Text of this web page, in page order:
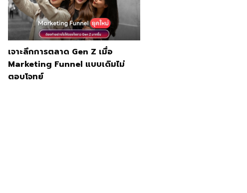
เจาะลึกการตลาด Gen Z เมื่อ
Marketing Funnel แบบเดิมไม่
ตอบโจทย์